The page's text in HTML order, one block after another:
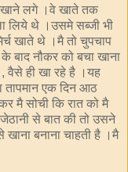
खाने लगे ।वे खाते तक
लिये थे ।उसमे सब्जी भी
खाते थे ।मै तो चुपचाप
नौकर को बचा खाना
, वैसे ही खा रहे है ।यह
एक दिन आठ
मै सोची कि रात को मै
से बात की तो उसने
बनाना चाहती है ।मै